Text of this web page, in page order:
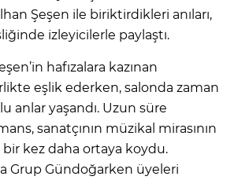
Şeşen ile biriktirdikleri anıları,
izleyicilerle paylaştı.
hafızalara kazınan
eşlik ederken, salonda zaman
anlar yaşandı. Uzun süre
sanatçının müzikal mirasının
bir kez daha ortaya koydu.
Grup Gündoğarken üyeleri